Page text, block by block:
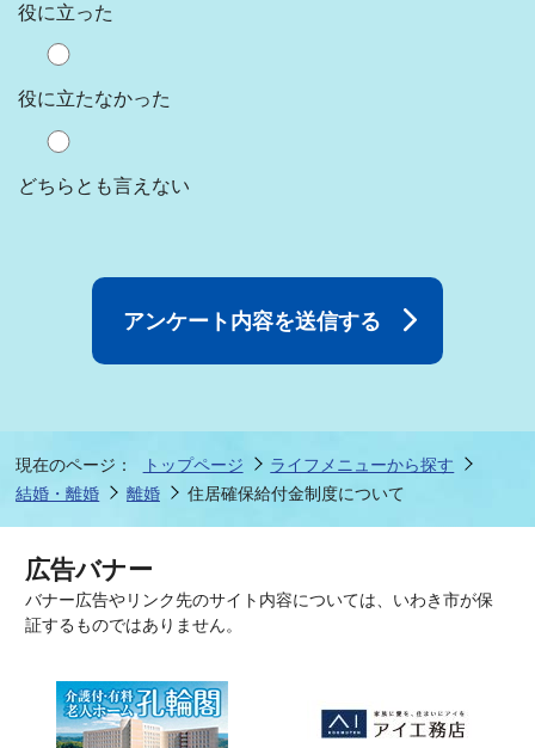
役に立った
役に立たなかった
どちらとも言えない
現在のページ： トップページ
ライフメニューから探す
結婚・離婚
離婚 住居確保給付金制度について
広告バナー
バナー広告やリンク先のサイト内容については、いわき市が保
証するものではありません。